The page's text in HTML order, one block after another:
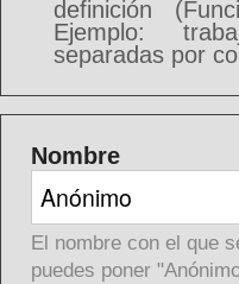
definición
Ejemplo:
separadas por
Nombre
El nombre con el que
puedes poner